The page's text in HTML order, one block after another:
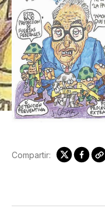
Compartir: